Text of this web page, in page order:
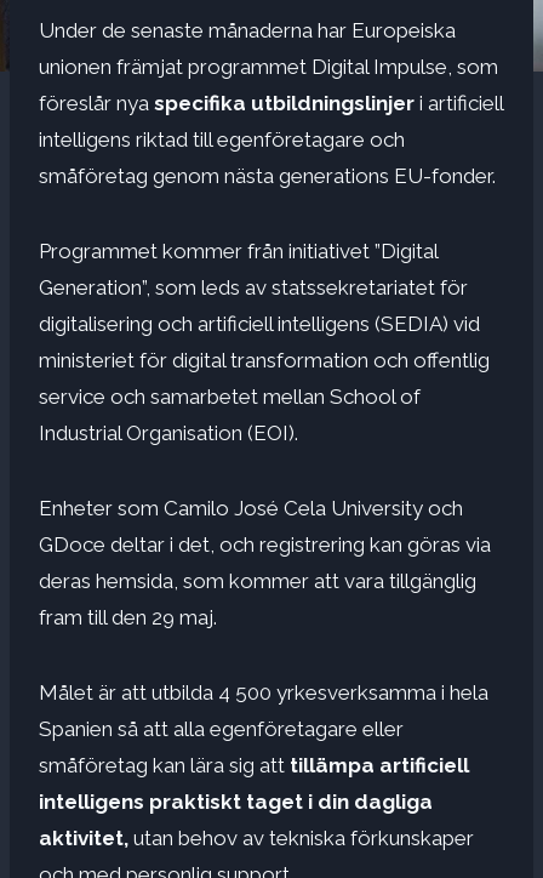
Under de senaste månaderna har Europeiska
unionen främjat programmet Digital Impulse, som
föreslår nya specifika utbildningslinjer i artificiell
intelligens riktad till egenföretagare och
småföretag genom nästa generations EU-fonder.
Programmet kommer från initiativet ”Digital
Generation”, som leds av statssekretariatet för
digitalisering och artificiell intelligens (SEDIA) vid
ministeriet för digital transformation och offentlig
service och samarbetet mellan School of
Industrial Organisation (EOI).
Enheter som Camilo José Cela University och
GDoce deltar i det, och registrering kan göras via
deras hemsida, som kommer att vara tillgänglig
fram till den 29 maj.
Målet är att utbilda 4 500 yrkesverksamma i hela
Spanien så att alla egenföretagare eller
småföretag kan lära sig att tillämpa artificiell
intelligens praktiskt taget i din dagliga
aktivitet, utan behov av tekniska förkunskaper